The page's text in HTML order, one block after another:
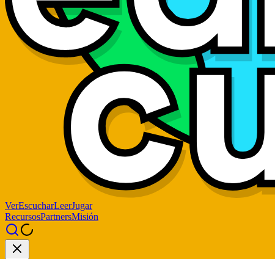
VerEscucharLeerJugar
RecursosPartnersMisión